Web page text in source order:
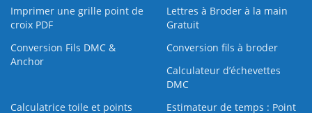
Imprimer une grille point de
croix PDF
Lettres à Broder à la main
Gratuit
Conversion Fils DMC &
Anchor
Conversion fils à broder
Calculateur d’échevettes
DMC
Calculatrice toile et points
Estimateur de temps : Point